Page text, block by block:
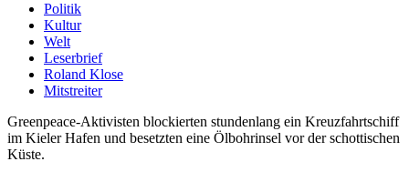
Politik
Kultur
Welt
Leserbrief
Roland Klose
Mitstreiter
Greenpeace-Aktivisten blockierten stundenlang ein Kreuzfahrtschiff
im Kieler Hafen und besetzten eine Ölbohrinsel vor der schottischen
Küste.